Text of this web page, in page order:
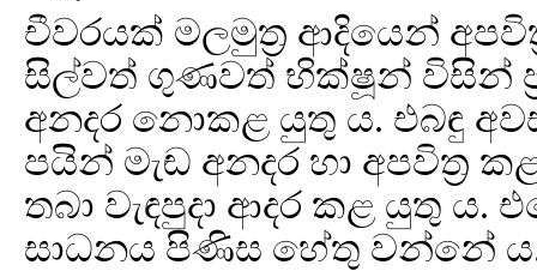
චීවරයක් මලමුත්‍ර ආදියෙන්
සිල්වත් ගුණවත් භික්ෂූන් විසින්
අනදර නොකළ යුතු ය. එබඳු
පයින් මැඬ අනදර හා අපවිත්‍ර
තබා වැඳපුදා ආදර කළ යුතු ය.
සාධනය පිණිස හේතු වන්නේ